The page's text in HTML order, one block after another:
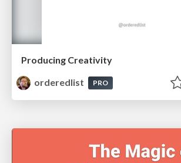
Producing Creativity
orderedlist
PRO